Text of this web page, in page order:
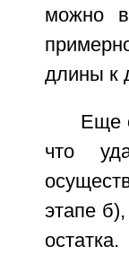
можно
длины к
Еще
что
этапе